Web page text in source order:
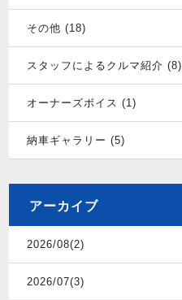
その他 (18)
スタッフによるクルマ紹介 (8)
オーナーズボイス (1)
納車ギャラリー (5)
アーカイブ
2026/08(2)
2026/07(3)